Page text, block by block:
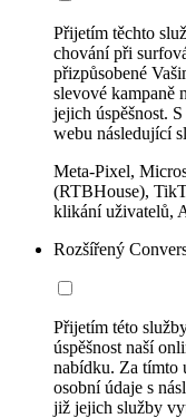
Přijetím těchto
chování při
přizpůsobené
slevové kampaně
jejich úspěšnost.
webu následující
Meta-Pixel,
(RTBHouse),
klikání uživatelů,
Rozšířený
Přijetím této
úspěšnost naší
nabídku. Za tímto
osobní údaje s
již jejich služby